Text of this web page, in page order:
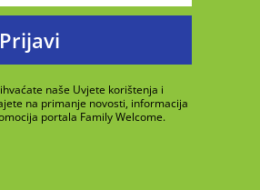
Prijavi
naše Uvjete korištenja i
na primanje novosti, informacija
portala Family Welcome.